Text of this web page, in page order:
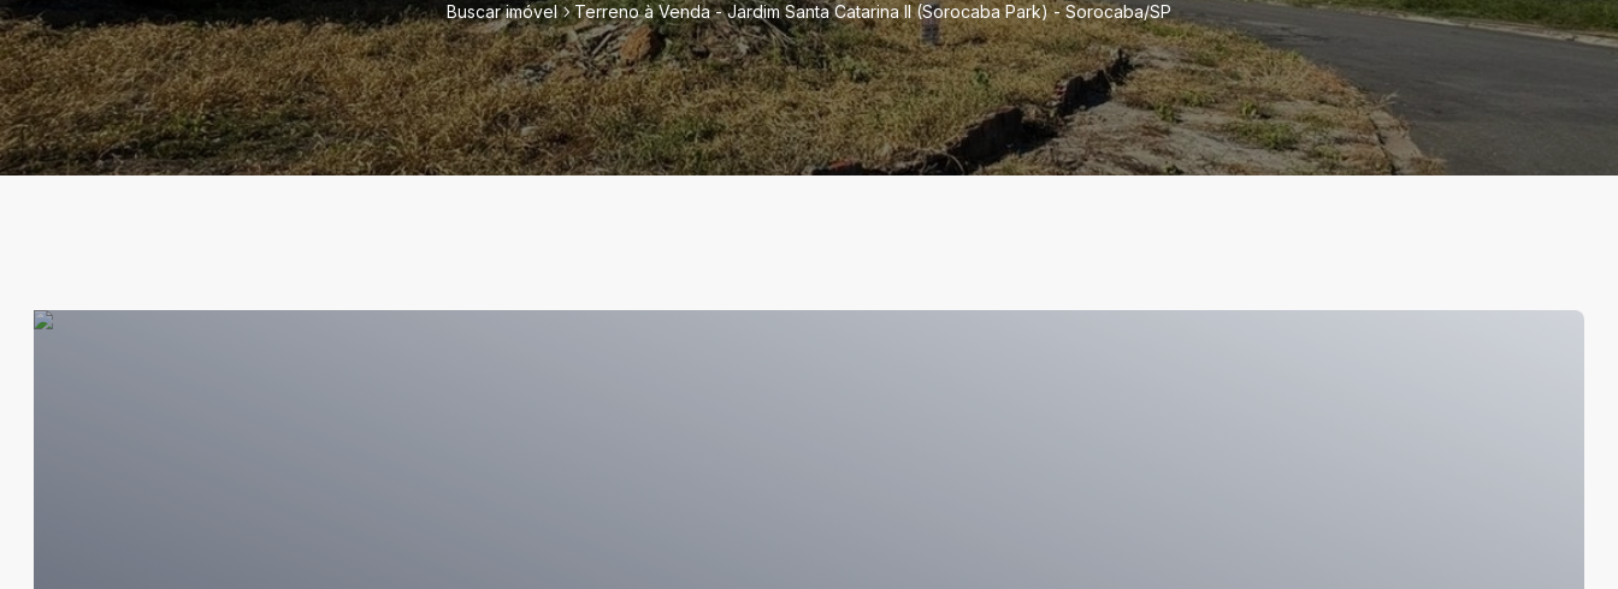
Buscar imóvel Terreno à Venda - Jardim Santa Catarina II (Sorocaba Park) - Sorocaba/SP